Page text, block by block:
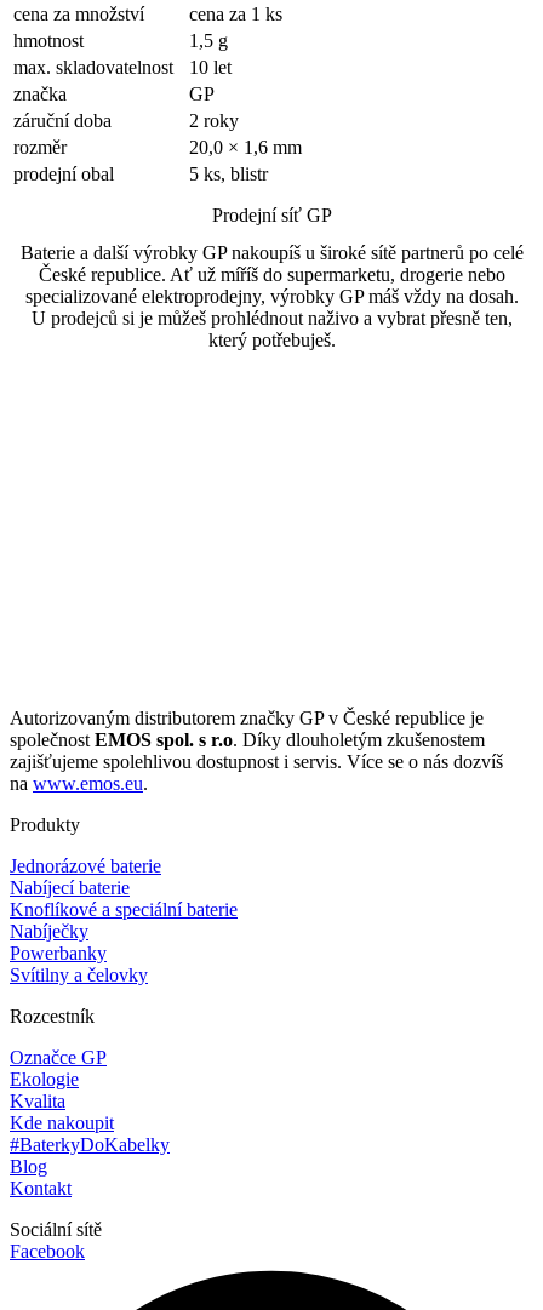
cena za množství
cena za 1 ks
hmotnost
1,5 g
max. skladovatelnost
10 let
značka
GP
záruční doba
2 roky
rozměr
20,0 × 1,6 mm
prodejní obal
5 ks, blistr
Prodejní síť GP
Baterie a další výrobky GP nakoupíš u široké sítě partnerů po celé
České republice. Ať už míříš do supermarketu, drogerie nebo
specializované elektroprodejny, výrobky GP máš vždy na dosah.
U prodejců si je můžeš prohlédnout naživo a vybrat přesně ten,
který potřebuješ.
Autorizovaným distributorem značky GP v České republice je
společnost EMOS spol. s r.o. Díky dlouholetým zkušenostem
zajišťujeme spolehlivou dostupnost i servis. Více se o nás dozvíš
na www.emos.eu.
Produkty
Jednorázové baterie
Nabíjecí baterie
Knoflíkové a speciální baterie
Nabíječky
Powerbanky
Svítilny a čelovky
Rozcestník
Označce GP
Ekologie
Kvalita
Kde nakoupit
#BaterkyDoKabelky
Blog
Kontakt
Sociální sítě
Facebook